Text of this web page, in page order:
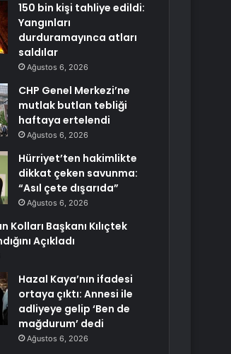
150 bin kişi tahliye edildi:
Yangınları
durduramayınca atları
saldılar
Ağustos 6, 2026
CHP Genel Merkezi’ne
mutlak butlan tebliği
haftaya ertelendi
Ağustos 6, 2026
Hürriyet’ten hakimlikte
dikkat çeken savunma:
“Asıl çete dışarıda”
Ağustos 6, 2026
Kolları Başkanı Kılıçtek
Açıkladı
Hazal Kaya’nın ifadesi
ortaya çıktı: Annesi ile
adliyeye gelip ‘Ben de
mağdurum’ dedi
Ağustos 6, 2026